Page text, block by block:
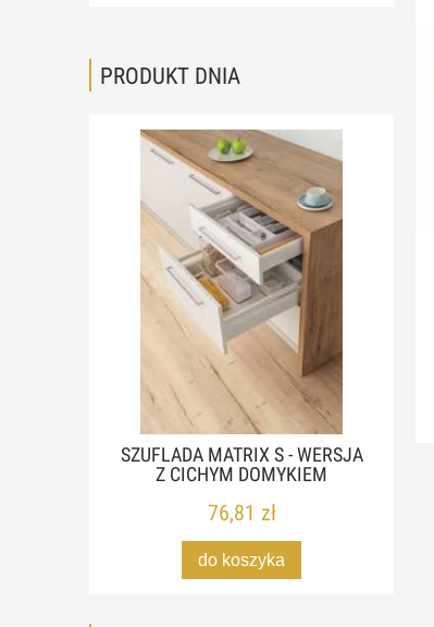
PRODUKT DNIA
SZUFLADA MATRIX S - WERSJA
Z CICHYM DOMYKIEM
76,81 zł
do koszyka